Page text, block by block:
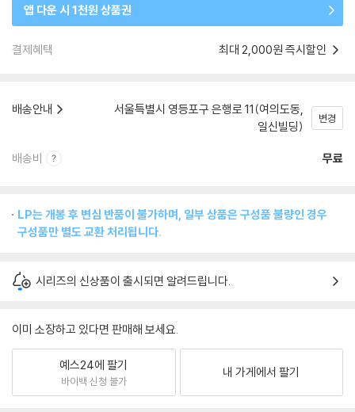
앱 다운 시 1천원 상품권
결제혜택 최대 2,000원 즉시할인
배송안내
서울특별시 영등포구 은행로 11(여의도동,
일신빌딩)
변경
배송비 무료
LP는 개봉 후 변심 반품이 불가하며, 일부 상품은 구성품 불량인 경우
구성품만 별도 교환 처리됩니다.
시리즈의 신상품이 출시되면 알려드립니다.
이미 소장하고 있다면 판매해 보세요.
예스24에 팔기
바이백 신청 불가
내 가게에서 팔기